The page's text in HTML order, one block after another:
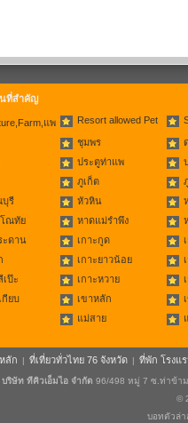
ที่สำคัญ
แพ Resort allowed Pet
ชุมพร
ประตูท่าแพ
ภูเก็ต
รี
หัวหิน
ณทัย
หาดแม่รำพึง
ะดาน
เกาะกูด
เกาะยาวน้อย
เป๊ะ
เกาะหวาย
กียบ
เขาหลัก
แม่สาย
ลัก | ที่เที่ยวทั่วไทย 76 จังหวัด | ที่พัก โรงแ
บริษัท ทีคิวเอ็มไอ จำกัด 96/498 หมู่ 7 ซ.ท่าข้า
©
บอทตัวล่า